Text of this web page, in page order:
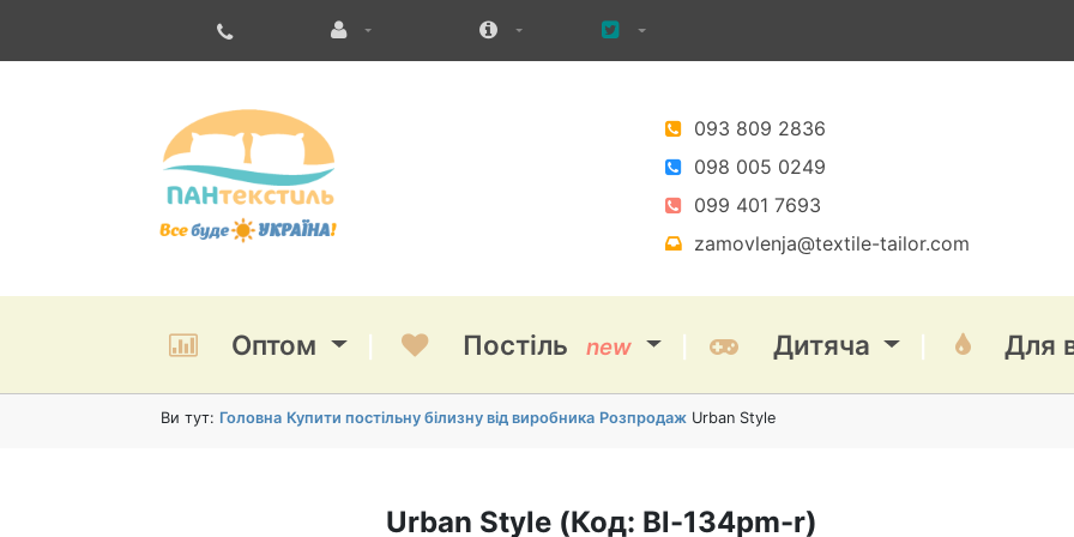
093 809 2836
098 005 0249
099 401 7693
zamovlenja@textile-tailor.com
Оптом Постіль new Дитяча Для
Ви тут: Головна Купити постільну білизну від виробника Розпродаж Urban Style
Urban Style (Код: Bl-134pm-r)